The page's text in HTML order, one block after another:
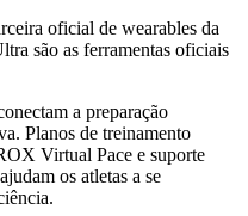
oficial de wearables da
são as ferramentas oficiais
a preparação
Planos de treinamento
Virtual Pace e suporte
os atletas a se